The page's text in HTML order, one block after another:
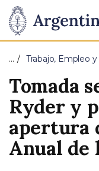
Presidencia
de
la
Nación
Pasar al
… Trabajo, Empleo
Tomada
Ryder y
apertura
Anual de